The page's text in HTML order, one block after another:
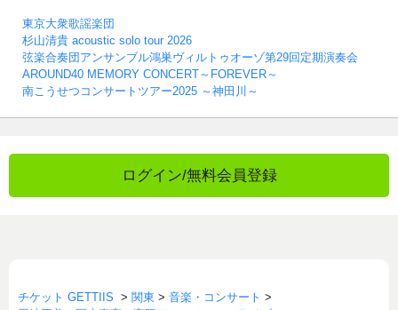
東京大衆歌謡楽団
杉山清貴 acoustic solo tour 2026
弦楽合奏団アンサンブル鴻巣ヴィルトゥオーゾ第29回定期演奏会
AROUND40 MEMORY CONCERT～FOREVER～
南こうせつコンサートツアー2025 ～神田川～
ログイン/無料会員登録
チケット GETTIIS > 関東 > 音楽・コンサート >